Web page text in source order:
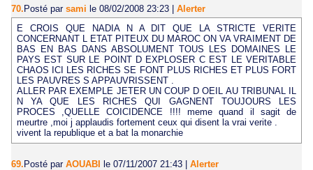
70. Posté par sami le 08/02/2008 23:23
Alerter
E CROIS QUE NADIA N A DIT QUE LA STRICTE VERITE
CONCERNANT L ETAT PITEUX DU MAROC ON VA VRAIMENT DE
BAS EN BAS DANS ABSOLUMENT TOUS LES DOMAINES LE
PAYS EST SUR LE POINT D EXPLOSER C EST LE VERITABLE
CHAOS ICI LES RICHES SE FONT PLUS RICHES ET PLUS FORT
LES PAUVRES S APPAUVRISSENT .
ALLER PAR EXEMPLE JETER UN COUP D OEIL AU TRIBUNAL IL
N YA QUE LES RICHES QUI GAGNENT TOUJOURS LES
PROCES ,QUELLE COICIDENCE !!!! meme quand il sagit de
meurtre ,moi j applaudis fortement ceux qui disent la vrai verite .
vivent la republique et a bat la monarchie
69.Posté par AOUABI le 07/11/2007 21:43 | Alerter